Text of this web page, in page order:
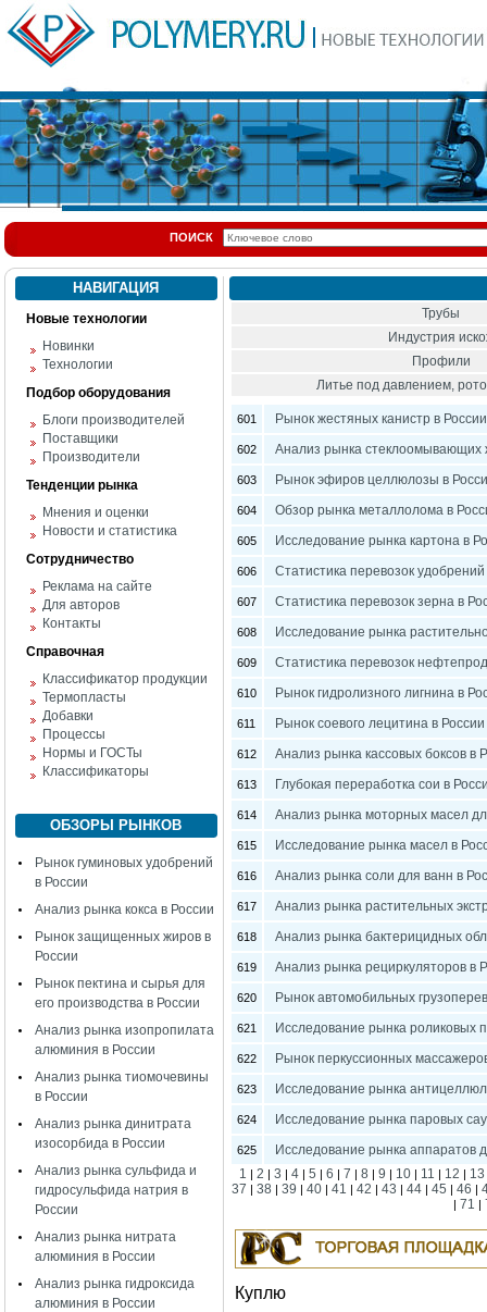
ПОИСК
НАВИГАЦИЯ
Новые технологии
Новинки
Технологии
Подбор оборудования
Блоги производителей
Поставщики
Производители
Тенденции рынка
Мнения и оценки
Новости и статистика
Сотрудничество
Реклама на сайте
Для авторов
Контакты
Справочная
Классификатор продукции
Термопласты
Добавки
Процессы
Нормы и ГОСТы
Классификаторы
ОБЗОРЫ РЫНКОВ
Рынок гуминовых удобрений
в России
Анализ рынка кокса в России
Рынок защищенных жиров в
России
Рынок пектина и сырья для
его производства в России
Анализ рынка изопропилата
алюминия в России
Анализ рынка тиомочевины
в России
Анализ рынка динитрата
изосорбида в России
Анализ рынка сульфида и
гидросульфида натрия в
России
Анализ рынка нитрата
алюминия в России
Анализ рынка гидроксида
алюминия в России
Трубы
Индустрия
Профили
Литье под давлением,
601 Рынок жестяных канистр в России
602 Анализ рынка стеклоомывающих
603 Рынок эфиров целлюлозы в
604 Обзор рынка металлолома в
605 Исследование рынка картона в
606 Статистика перевозок
607 Статистика перевозок зерна в
608 Исследование рынка
609 Статистика перевозок
610 Рынок гидролизного лигнина в
611 Рынок соевого лецитина в России
612 Анализ рынка кассовых боксов в
613 Глубокая переработка сои в
614 Анализ рынка моторных масел
615 Исследование рынка масел в
616 Анализ рынка соли для ванн в
617 Анализ рынка растительных
618 Анализ рынка бактерицидных
619 Анализ рынка рециркуляторов в
620 Рынок автомобильных
621 Исследование рынка роликовых
622 Рынок перкуссионных
623 Исследование рынка
624 Исследование рынка паровых
625
Исследование рынка аппаратов
1 |2 |3 |4 |5 |6 |7 |8 |9 | 10 | 11 | 12 | 13
37 |38 |39 |40 |41 |42 |43 |44 |45 |46 |
|71 |
Куплю